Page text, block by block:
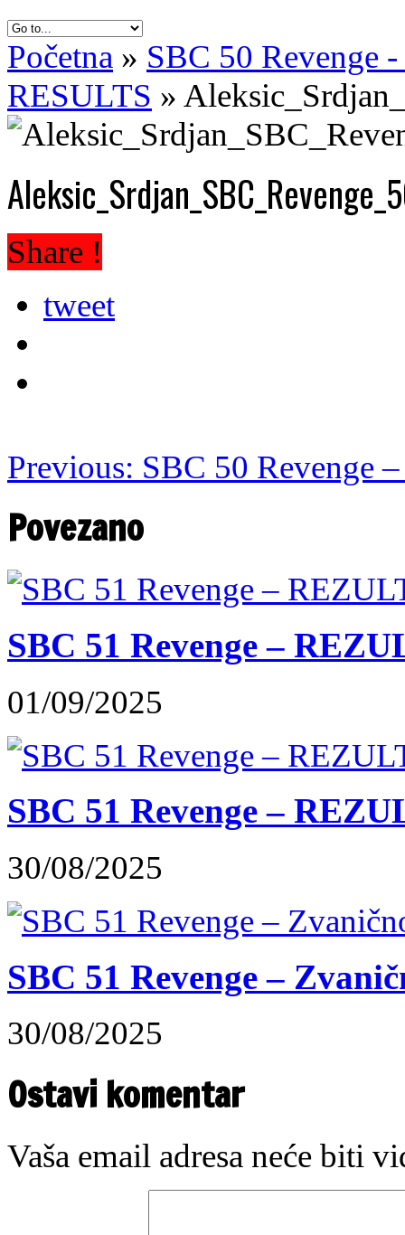
Početna » SBC 50 Revenge
RESULTS »
Share !
tweet
Previous: SBC 50 Revenge
Povezano
SBC 51 Revenge –
01/09/2025
SBC 51 Revenge –
30/08/2025
SBC 51 Revenge –
30/08/2025
Ostavi komentar
Vaša email adresa neće biti